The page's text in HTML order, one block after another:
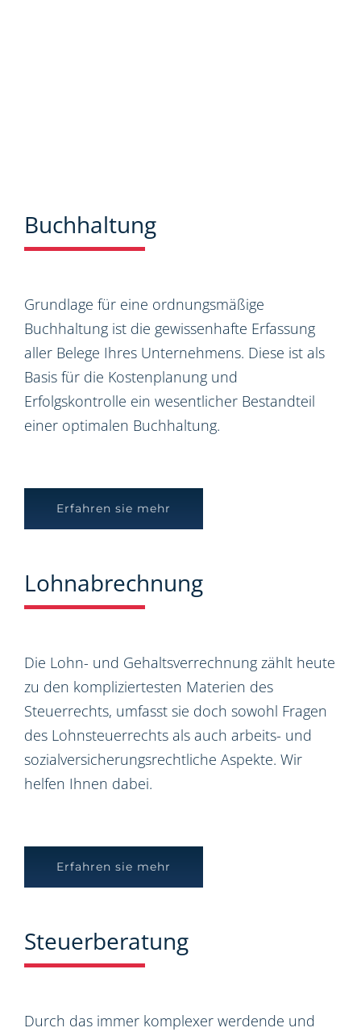
Buchhaltung
Grundlage für eine ordnungsmäßige
Buchhaltung ist die gewissenhafte Erfassung
aller Belege Ihres Unternehmens. Diese ist als
Basis für die Kostenplanung und
Erfolgskontrolle ein wesentlicher Bestandteil
einer optimalen Buchhaltung.
Erfahren sie mehr
Lohnabrechnung
Die Lohn- und Gehaltsverrechnung zählt heute
zu den kompliziertesten Materien des
Steuerrechts, umfasst sie doch sowohl Fragen
des Lohnsteuerrechts als auch arbeits- und
sozialversicherungsrechtliche Aspekte. Wir
helfen Ihnen dabei.
Erfahren sie mehr
Steuerberatung
Durch das immer komplexer werdende und